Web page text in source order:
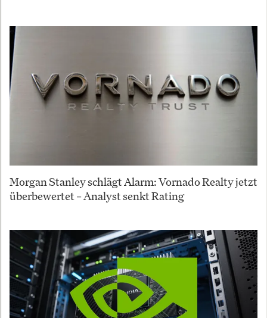
Morgan Stanley schlägt Alarm: Vornado Realty jetzt
überbewertet – Analyst senkt Rating